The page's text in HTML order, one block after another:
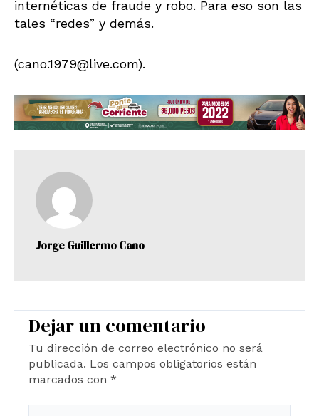
internéticas de fraude y robo. Para eso son las
tales “redes” y demás.
(cano.1979@live.com).
Jorge Guillermo Cano
Dejar un comentario
Tu dirección de correo electrónico no será
publicada. Los campos obligatorios están
marcados con *